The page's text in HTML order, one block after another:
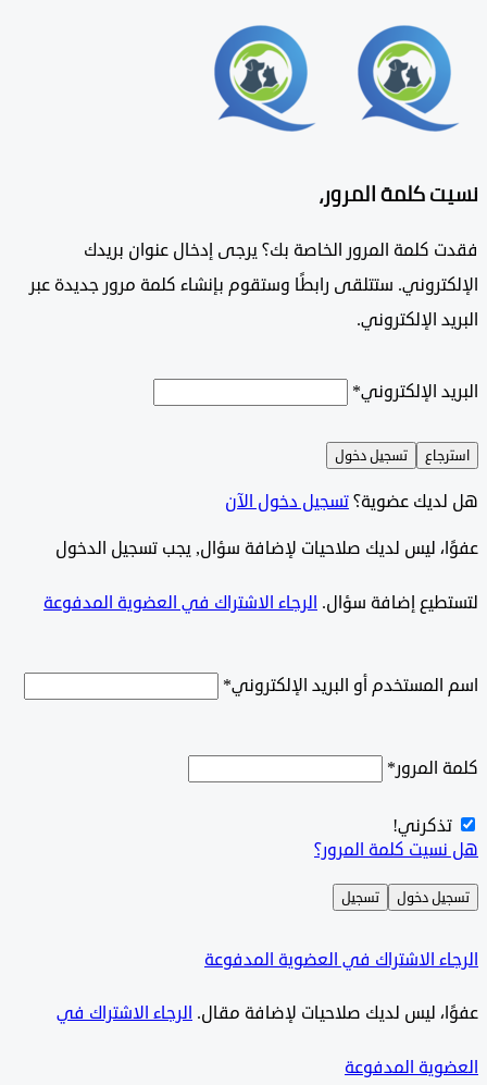
كلمة المرور،
كلمة المرور الخاصة بك؟ يرجى إدخال عنوان بريدك
ستتلقى رابطًا وستقوم بإنشاء كلمة مرور جديدة عبر
الإلكتروني.
الإلكتروني*
تسجيل دخول
عضوية؟تسجيل دخول الآن
ليس لديك صلاحيات لإضافة سؤال, يجب تسجيل الدخول
إضافة سؤال.الرجاء الاشتراك في العضوية المدفوعة
أو البريد الإلكتروني*
*
كلمة المرور؟
دخول تسجيل
الاشتراك في العضوية المدفوعة
ليس لديك صلاحيات لإضافة مقال.الرجاء الاشتراك في
المدفوعة